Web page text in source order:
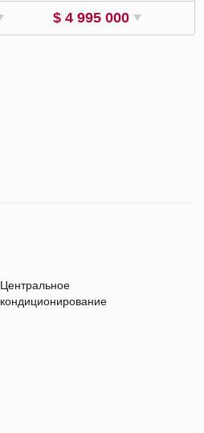
$ 4 995 000
Центральное
кондиционирование